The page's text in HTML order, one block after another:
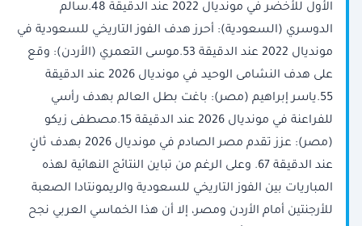
الأول للأخضر في مونديال 2022 عند الدقيقة 48.سالم
الدوسري (السعودية): أحرز هدف الفوز التاريخي للسعودية في
مونديال 2022 عند الدقيقة 53.موسى التعمري (الأردن): وقع
على هدف النشامى الوحيد في مونديال 2026 عند الدقيقة
55.ياسر إبراهيم (مصر): باغت بطل العالم بهدف رأسي
للفراعنة في مونديال 2026 عند الدقيقة 15.مصطفى زيكو
(مصر): عزز تقدم مصر الصادم في مونديال 2026 بهدف ثانٍ
عند الدقيقة 67. وعلى الرغم من تباين النتائج النهائية لهذه
المباريات بين الفوز التاريخي للسعودية والريمونتادا الصعبة
للأرجنتين أمام الأردن ومصر، إلا أن هذا الخماسي العربي نجح